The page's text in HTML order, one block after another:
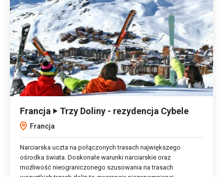
Francja ‣ Trzy Doliny - rezydencja Cybele
Francja
Narciarska uczta na połączonych trasach największego
ośrodka świata. Doskonałe warunki narciarskie oraz
możliwość nieograniczonego szusowania na trasach